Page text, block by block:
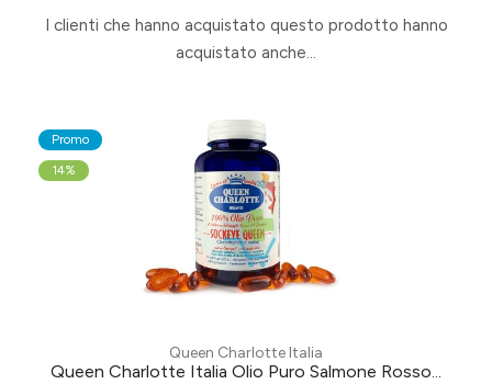
I clienti che hanno acquistato questo prodotto hanno
acquistato anche...
Promo
14%
Queen Charlotte Italia
Queen Charlotte Italia Olio Puro Salmone Rosso...